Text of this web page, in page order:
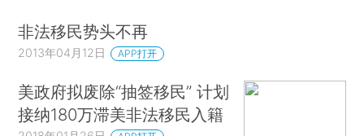
非法移民势头不再
2013年04月12日 APP打开
美政府拟废除“抽签移民” 计划
接纳180万滞美非法移民入籍